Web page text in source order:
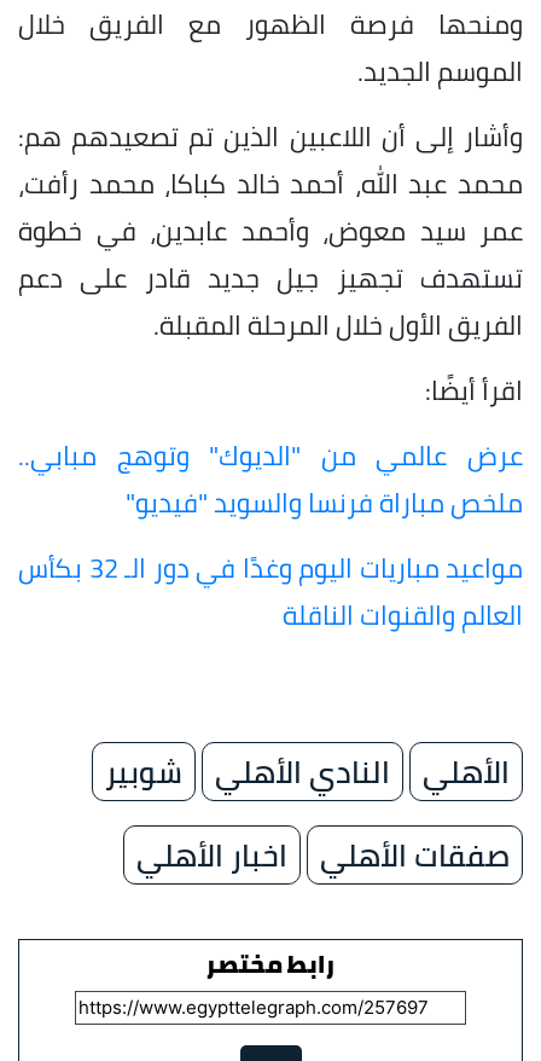
ومنحها فرصة الظهور مع الفريق خلال
الموسم الجديد.
وأشار إلى أن اللاعبين الذين تم تصعيدهم هم:
محمد عبد الله، أحمد خالد كباكا، محمد رأفت،
عمر سيد معوض، وأحمد عابدين، في خطوة
تستهدف تجهيز جيل جديد قادر على دعم
الفريق الأول خلال المرحلة المقبلة.
اقرأ أيضًا:
عرض عالمي من "الديوك" وتوهج مبابي..
ملخص مباراة فرنسا والسويد "فيديو"
مواعيد مباريات اليوم وغدًا في دور الـ 32 بكأس
العالم والقنوات الناقلة
الأهلي النادي الأهلي
شوبير
صفقات الأهلي
اخبار الأهلي
رابط مختصر